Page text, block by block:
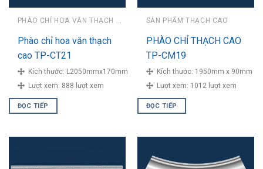
Phào chỉ hoa văn thạch
cao TP-CT21
Kích thước: L2050mmx170mm
Lượt xem: 888 lượt xem
ĐỌC TIẾP
SẢN PHẨM THẠCH CAO
PHÀO CHỈ THẠCH CAO
TP-CM19
Kích thước: 1950mm x 90mm
Lượt xem: 1012 lượt xem
ĐỌC TIẾP